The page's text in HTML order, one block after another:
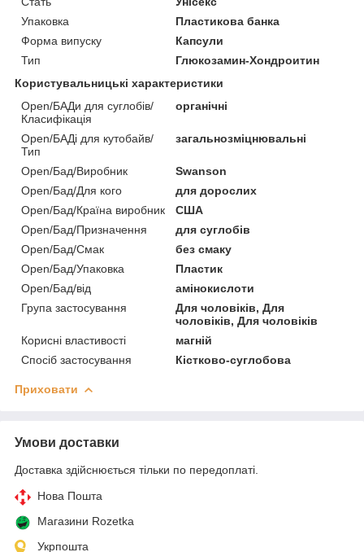
Упаковка
Пластикова банка
Форма випуску
Капсули
Тип
Глюкозамин-Хондроитин
Користувальницькі характеристики
Open/БАДи для суглобів/
Класифікація
органічні
Open/БАДі для кутобайв/
Тип
загальнозміцнювальні
Open/Бад/Виробник
Swanson
Open/Бад/Для кого
для дорослих
Open/Бад/Країна виробник
США
Open/Бад/Призначення
для суглобів
Open/Бад/Смак
без смаку
Open/Бад/Упаковка
Пластик
Open/Бад/від
амінокислоти
Група застосування
Для чоловіків, Для
чоловіків, Для чоловіків
Корисні властивості
магній
Спосіб застосування
Кістково-суглобова
Приховати
Умови доставки
Доставка здійснюється тільки по передоплаті.
Нова Пошта
Магазини Rozetka
Укрпошта